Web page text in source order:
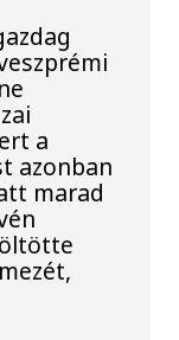
a
azonban
marad